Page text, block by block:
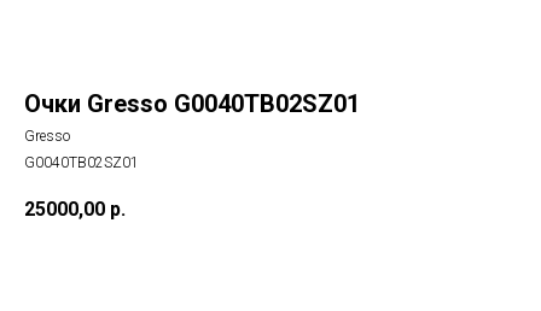
Очки Gresso G0040TB02SZ01
Gresso
G0040TB02SZ01
25000,00 р.